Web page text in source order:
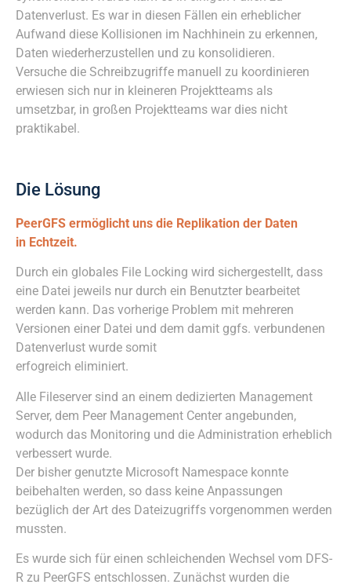
Datenverlust. Es war in diesen Fällen ein erheblicher
Aufwand diese Kollisionen im Nachhinein zu erkennen,
Daten wiederherzustellen und zu konsolidieren.
Versuche die Schreibzugriffe manuell zu koordinieren
erwiesen sich nur in kleineren Projektteams als
umsetzbar, in großen Projektteams war dies nicht
praktikabel.
Die Lösung
PeerGFS ermöglicht uns die Replikation der Daten
in Echtzeit.
Durch ein globales File Locking wird sichergestellt, dass
eine Datei jeweils nur durch ein Benutzter bearbeitet
werden kann. Das vorherige Problem mit mehreren
Versionen einer Datei und dem damit ggfs. verbundenen
Datenverlust wurde somit
erfogreich eliminiert.
Alle Fileserver sind an einem dedizierten Management
Server, dem Peer Management Center angebunden,
wodurch das Monitoring und die Administration erheblich
verbessert wurde.
Der bisher genutzte Microsoft Namespace konnte
beibehalten werden, so dass keine Anpassungen
bezüglich der Art des Dateizugriffs vorgenommen werden
mussten.
Es wurde sich für einen schleichenden Wechsel vom DFS-
R zu PeerGFS entschlossen. Zunächst wurden die